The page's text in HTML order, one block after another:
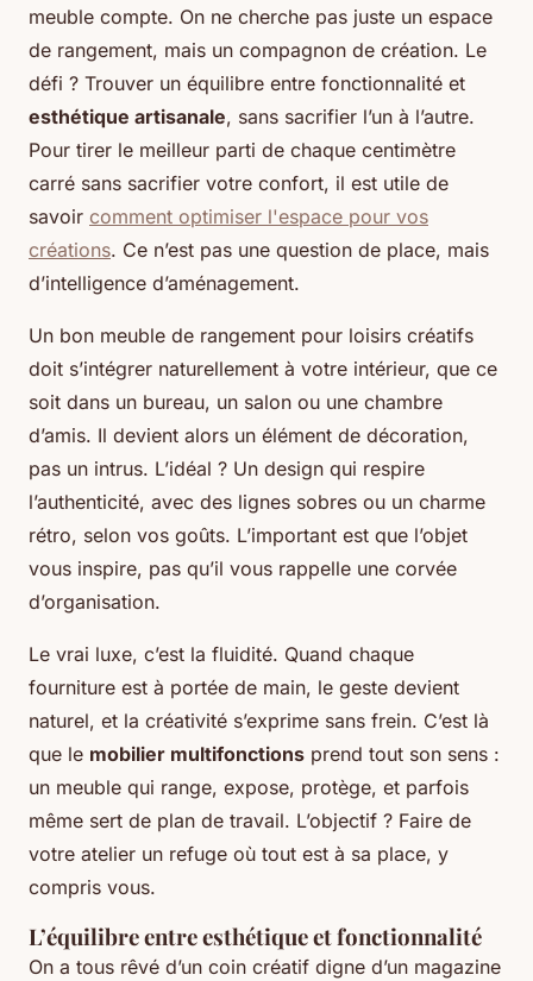
meuble compte. On ne cherche pas juste un espace
de rangement, mais un compagnon de création. Le
défi ? Trouver un équilibre entre fonctionnalité et
esthétique artisanale, sans sacrifier l’un à l’autre.
Pour tirer le meilleur parti de chaque centimètre
carré sans sacrifier votre confort, il est utile de
savoir comment optimiser l'espace pour vos
créations. Ce n’est pas une question de place, mais
d’intelligence d’aménagement.
Un bon meuble de rangement pour loisirs créatifs
doit s’intégrer naturellement à votre intérieur, que ce
soit dans un bureau, un salon ou une chambre
d’amis. Il devient alors un élément de décoration,
pas un intrus. L’idéal ? Un design qui respire
l’authenticité, avec des lignes sobres ou un charme
rétro, selon vos goûts. L’important est que l’objet
vous inspire, pas qu’il vous rappelle une corvée
d’organisation.
Le vrai luxe, c’est la fluidité. Quand chaque
fourniture est à portée de main, le geste devient
naturel, et la créativité s’exprime sans frein. C’est là
que le mobilier multifonctions prend tout son sens :
un meuble qui range, expose, protège, et parfois
même sert de plan de travail. L’objectif ? Faire de
votre atelier un refuge où tout est à sa place, y
compris vous.
L’équilibre entre esthétique et fonctionnalité
On a tous rêvé d’un coin créatif digne d’un magazine